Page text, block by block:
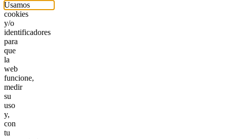
Usamos
cookies
y/o
identificadores
para
que
la
web
funcione,
medir
su
uso
y,
con
tu